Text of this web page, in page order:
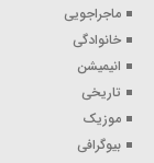
ماجراجویی
خانوادگی
انیمیشن
تاریخی
موزیک
بیوگرافی